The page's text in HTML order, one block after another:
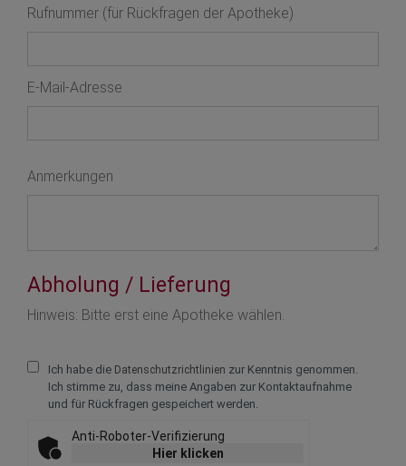
Rufnummer (für Rückfragen der Apotheke)
E-Mail-Adresse
Anmerkungen
Abholung / Lieferung
Hinweis: Bitte erst eine Apotheke wählen.
Ich habe die Datenschutzrichtlinien zur Kenntnis genommen.
Ich stimme zu, dass meine Angaben zur Kontaktaufnahme
und für Rückfragen gespeichert werden.
Anti-Roboter-Verifizierung
Hier klicken
Text vergrößern +
Zeichenabstand